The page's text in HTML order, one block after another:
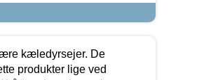
kæledyrsejer. De
produkter lige ved